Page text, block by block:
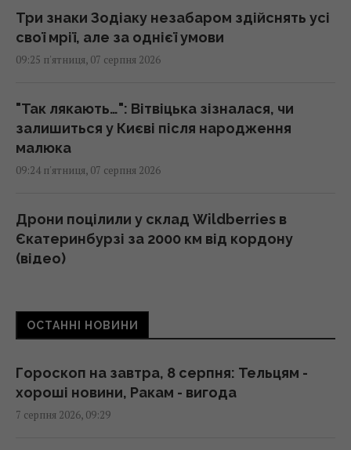
Три знаки Зодіаку незабаром здійснять усі
свої мрії, але за однієї умови
09:25 п'ятниця, 07 серпня 2026
"Так лякають…": Вітвіцька зізналася, чи
залишиться у Києві після народження
малюка
09:24 п'ятниця, 07 серпня 2026
Дрони поцілили у склад Wildberries в
Єкатеринбурзі за 2000 км від кордону
(відео)
"Люта нічка 2": вийшов трейлер сиквелу
Гарбором (відео)
09:11 п'ятниця, 07 серпня 2026
ОСТАННІ НОВИНИ
Гороскоп на завтра, 8 серпня: Тельцям -
хороші новини, Ракам - вигода
7 серпня 2026, 09:29